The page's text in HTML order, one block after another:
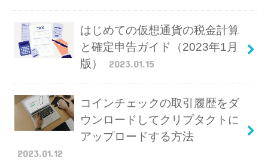
はじめての仮想通貨の税金計算
と確定申告ガイド（2023年1月
版）
2023.01.15
コインチェックの取引履歴をダ
ウンロードしてクリプタクトに
アップロードする方法
2023.01.12